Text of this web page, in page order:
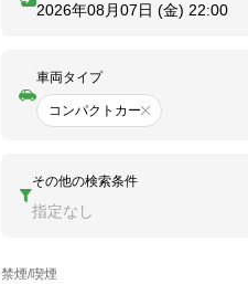
2026年08月07日 (金) 22:00
車両タイプ
コンパクトカー
その他の検索条件
指定なし
禁煙/喫煙